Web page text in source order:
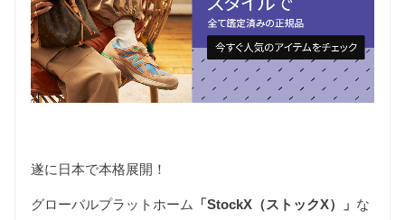
遂に日本で本格展開！
グローバルプラットホーム 「StockX（ストックX）」 な